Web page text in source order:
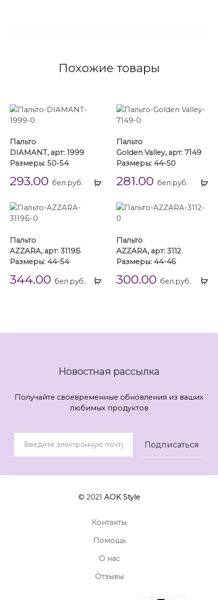
Похожие товары
Выбрать
Пальто
DIAMANT, арт: 1999
Размеры: 50-54
293.00 бел.руб.
Пальто
Golden Valley, арт: 7149
Размеры: 44-50
281.00 бел.руб.
Выбрать
Пальто
AZZARA, арт: 3119Б
Размеры: 44-54
344.00 бел.руб.
Пальто
AZZARA, арт: 3112
Размеры: 44-46
300.00 бел.руб.
Новостная рассылка
Получайте своевременные обновления из ваших
любимых продуктов
© 2021 AOK Style
Контакты
Помощь
О нас
Отзывы